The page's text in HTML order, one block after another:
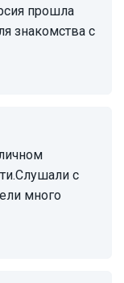
прошла
знакомства с
с
много